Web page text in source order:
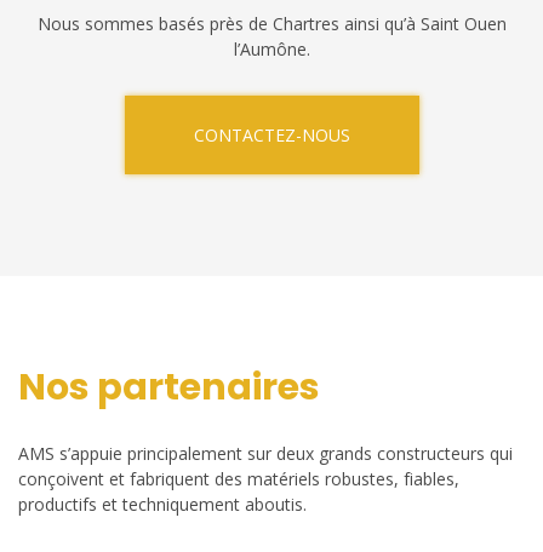
Nous sommes basés près de Chartres ainsi qu’à Saint Ouen
l’Aumône.
CONTACTEZ-NOUS
Nos partenaires
AMS s’appuie principalement sur deux grands constructeurs qui
conçoivent et fabriquent des matériels robustes, fiables,
productifs et techniquement aboutis.